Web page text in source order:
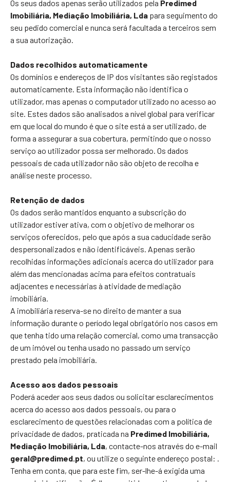
Os seus dados apenas serão utilizados pela Predimed
Imobiliária, Mediação Imobiliária, Lda para seguimento do
seu pedido comercial e nunca será facultada a terceiros sem
a sua autorização.
Dados recolhidos automaticamente
Os domínios e endereços de IP dos visitantes são registados
automaticamente. Esta informação não identifica o
utilizador, mas apenas o computador utilizado no acesso ao
site. Estes dados são analisados a nível global para verificar
em que local do mundo é que o site está a ser utilizado, de
forma a assegurar a sua cobertura, permitindo que o nosso
serviço ao utilizador possa ser melhorado. Os dados
pessoais de cada utilizador não são objeto de recolha e
análise neste processo.
Retenção de dados
Os dados serão mantidos enquanto a subscrição do
utilizador estiver ativa, com o objetivo de melhorar os
serviços oferecidos, pelo que após a sua caducidade serão
despersonalizados e não identificáveis. Apenas serão
recolhidas informações adicionais acerca do utilizador para
além das mencionadas acima para efeitos contratuais
adjacentes e necessárias à atividade de mediação
imobiliária.
A imobiliária reserva-se no direito de manter a sua
informação durante o período legal obrigatório nos casos em
que tenha tido uma relação comercial, como uma transacção
de um imóvel ou tenha usado no passado um serviço
prestado pela imobiliária.
Acesso aos dados pessoais
Poderá aceder aos seus dados ou solicitar esclarecimentos
acerca do acesso aos dados pessoais, ou para o
esclarecimento de questões relacionadas com a política de
privacidade de dados, praticada na Predimed Imobiliária,
Mediação Imobiliária, Lda, contacte-nos através do e-mail
geral@predimed.pt, ou utilize o seguinte endereço postal: .
Tenha em conta, que para este fim, ser-lhe-á exigida uma